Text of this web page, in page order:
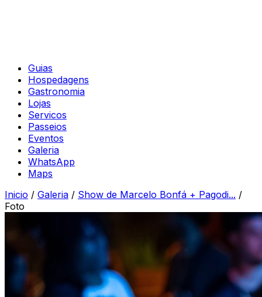
Guias
Hospedagens
Gastronomia
Lojas
Servicos
Passeios
Eventos
Galeria
WhatsApp
Maps
Inicio / Galeria / Show de Marcelo Bonfá + Pagodi... /
Foto